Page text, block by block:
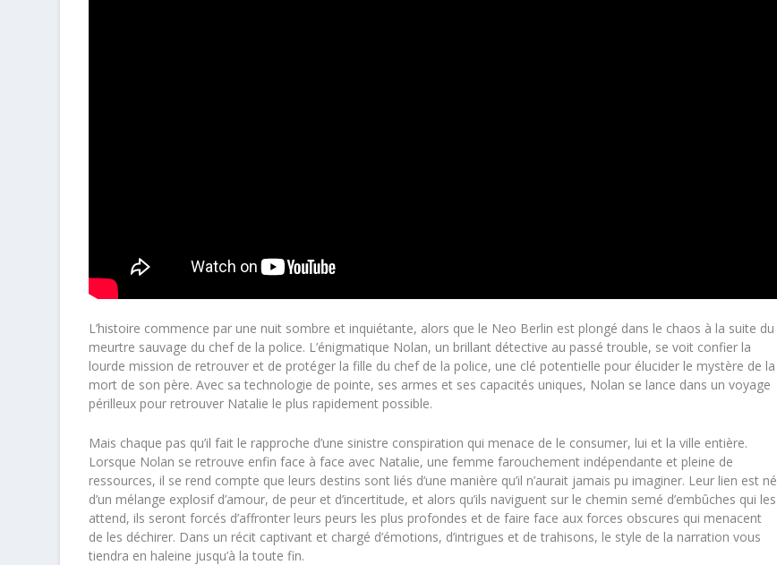
L’histoire commence par une nuit sombre et inquiétante, alors que le Neo Berlin est plongé dans le chaos à la suite du
meurtre sauvage du chef de la police. L’énigmatique Nolan, un brillant détective au passé trouble, se voit confier la
lourde mission de retrouver et de protéger la fille du chef de la police, une clé potentielle pour élucider le mystère de la
mort de son père. Avec sa technologie de pointe, ses armes et ses capacités uniques, Nolan se lance dans un voyage
périlleux pour retrouver Natalie le plus rapidement possible.
Mais chaque pas qu’il fait le rapproche d’une sinistre conspiration qui menace de le consumer, lui et la ville entière.
Lorsque Nolan se retrouve enfin face à face avec Natalie, une femme farouchement indépendante et pleine de
ressources, il se rend compte que leurs destins sont liés d’une manière qu’il n’aurait jamais pu imaginer. Leur lien est né
d’un mélange explosif d’amour, de peur et d’incertitude, et alors qu’ils naviguent sur le chemin semé d’embûches qui les
attend, ils seront forcés d’affronter leurs peurs les plus profondes et de faire face aux forces obscures qui menacent
de les déchirer. Dans un récit captivant et chargé d’émotions, d’intrigues et de trahisons, le style de la narration vous
tiendra en haleine jusqu’à la toute fin.